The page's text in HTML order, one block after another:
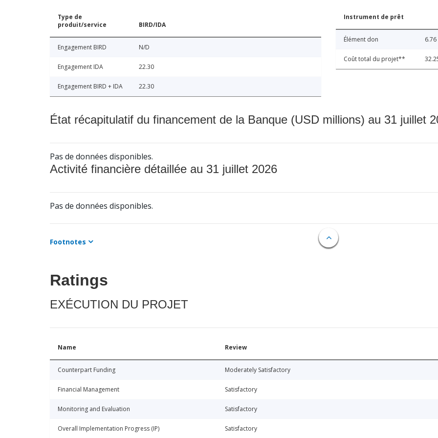
Type de
produit/service
BIRD/IDA
Engagement BIRD N/D
Engagement IDA 22.30
Engagement BIRD + IDA 22.30
Instrument de prêt
Élément don 6.76
Coût total du projet**
État récapitulatif du financement de la Banque (USD millions) au 31 juillet
Pas de données disponibles.
Activité financière détaillée au 31 juillet 2026
Pas de données disponibles.
Footnotes
Ratings
EXÉCUTION DU PROJET
Name Review
Counterpart Funding Moderately Satisfactory
Financial Management Satisfactory
Monitoring and Evaluation Satisfactory
Overall Implementation Progress (IP) Satisfactory